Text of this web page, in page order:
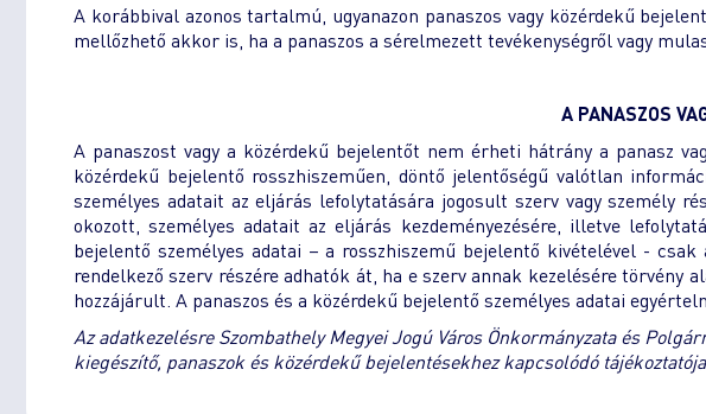
A korábbival azonos tartalmú, ugyanazon panaszos vagy közérdekű
mellőzhető akkor is, ha a panaszos a sérelmezett tevékenységről vagy
A PANASZOS
A panaszost vagy a közérdekű bejelentőt nem érheti hátrány a panasz
közérdekű bejelentő rosszhiszeműen, döntő jelentőségű valótlan
személyes adatait az eljárás lefolytatására jogosult szerv vagy személy
okozott, személyes adatait az eljárás kezdeményezésére, illetve
bejelentő személyes adatai – a rosszhiszemű bejelentő kivételével -
rendelkező szerv részére adhatók át, ha e szerv annak kezelésére törvény
hozzájárult. A panaszos és a közérdekű bejelentő személyes adatai
Az adatkezelésre Szombathely Megyei Jogú Város Önkormányzata és
kiegészítő, panaszok és közérdekű bejelentésekhez kapcsolódó